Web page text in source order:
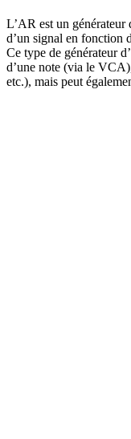
L’AR est un générateur
d’un signal en fonction
Ce type de générateur
d’une note (via le
etc.), mais peut